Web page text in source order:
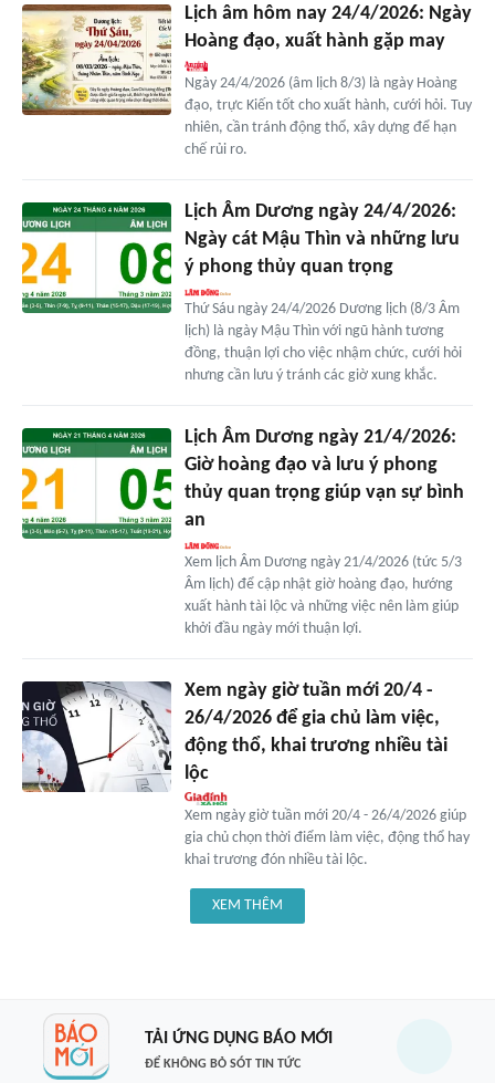
Lịch âm hôm nay 24/4/2026: Ngày
Hoàng đạo, xuất hành gặp may
Ngày 24/4/2026 (âm lịch 8/3) là ngày Hoàng
đạo, trực Kiến tốt cho xuất hành, cưới hỏi. Tuy
nhiên, cần tránh động thổ, xây dựng để hạn
chế rủi ro.
Lịch Âm Dương ngày 24/4/2026:
Ngày cát Mậu Thìn và những lưu
ý phong thủy quan trọng
Thứ Sáu ngày 24/4/2026 Dương lịch (8/3 Âm
lịch) là ngày Mậu Thìn với ngũ hành tương
đồng, thuận lợi cho việc nhậm chức, cưới hỏi
nhưng cần lưu ý tránh các giờ xung khắc.
Lịch Âm Dương ngày 21/4/2026:
Giờ hoàng đạo và lưu ý phong
thủy quan trọng giúp vạn sự bình
an
Xem lịch Âm Dương ngày 21/4/2026 (tức 5/3
Âm lịch) để cập nhật giờ hoàng đạo, hướng
xuất hành tài lộc và những việc nên làm giúp
khởi đầu ngày mới thuận lợi.
Xem ngày giờ tuần mới 20/4 -
26/4/2026 để gia chủ làm việc,
động thổ, khai trương nhiều tài
lộc
Xem ngày giờ tuần mới 20/4 - 26/4/2026 giúp
gia chủ chọn thời điểm làm việc, động thổ hay
khai trương đón nhiều tài lộc.
XEM THÊM
TẢI ỨNG DỤNG BÁO MỚI
ĐỂ KHÔNG BỎ SÓT TIN TỨC